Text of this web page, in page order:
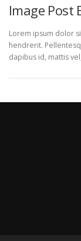
Image Post
Lorem ipsum dolor
hendrerit.
dapibus id, mattis